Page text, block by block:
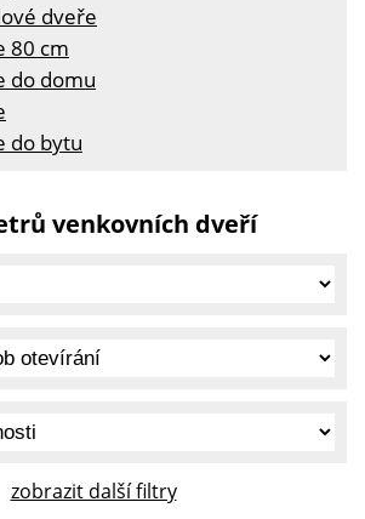
dveře
80 cm
do domu
do bytu
venkovních dveří
zobrazit další filtry